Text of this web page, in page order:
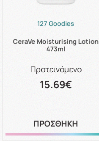
127 Goodies
CeraVe Moisturising Lotion
473ml
Προτεινόμενο
15.69€
ΠΡΟΣΘΗΚΗ